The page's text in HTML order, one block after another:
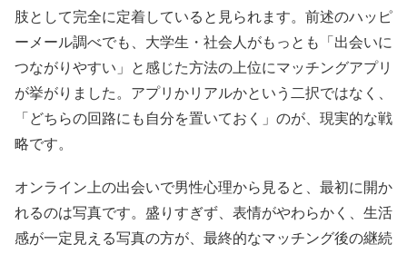
肢として完全に定着していると見られます。前述のハッピ
ーメール調べでも、大学生・社会人がもっとも「出会いに
つながりやすい」と感じた方法の上位にマッチングアプリ
が挙がりました。アプリかリアルかという二択ではなく、
「どちらの回路にも自分を置いておく」のが、現実的な戦
略です。
オンライン上の出会いで男性心理から見ると、最初に開か
れるのは写真です。盛りすぎず、表情がやわらかく、生活
感が一定見える写真の方が、最終的なマッチング後の継続